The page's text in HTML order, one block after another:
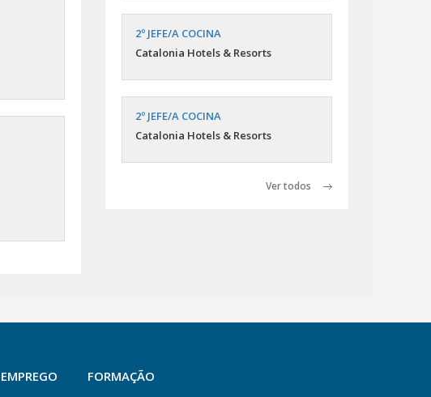
2º JEFE/A COCINA
Catalonia Hotels & Resorts
2º JEFE/A COCINA
Catalonia Hotels & Resorts
Ver todos
EMPREGO FORMAÇÃO